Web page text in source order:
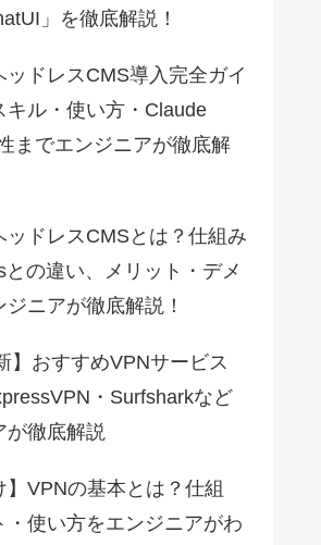
」を徹底解説！
ッドレスCMS導入完全ガイ
キル・使い方・Claude
までエンジニアが徹底解
ッドレスCMSとは？仕組み
の違い、メリット・デメ
ジニアが徹底解説！
】おすすめVPNサービス
・Surfsharkなど
が徹底解説
】VPNの基本とは？仕組
・使い方をエンジニアがわ